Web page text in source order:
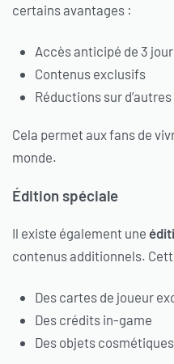
certains avantages :
Accès anticipé de 3
Contenus exclusifs
Réductions sur
Cela permet aux fans de
monde.
Édition spéciale
Il existe également une
contenus additionnels.
Des cartes de joueur
Des crédits in-game
Des objets